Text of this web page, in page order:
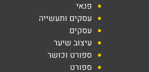
פנאי
עסקים ותעשייה
עסקים
עיצוב שיער
ספורט וכושר
ספורט